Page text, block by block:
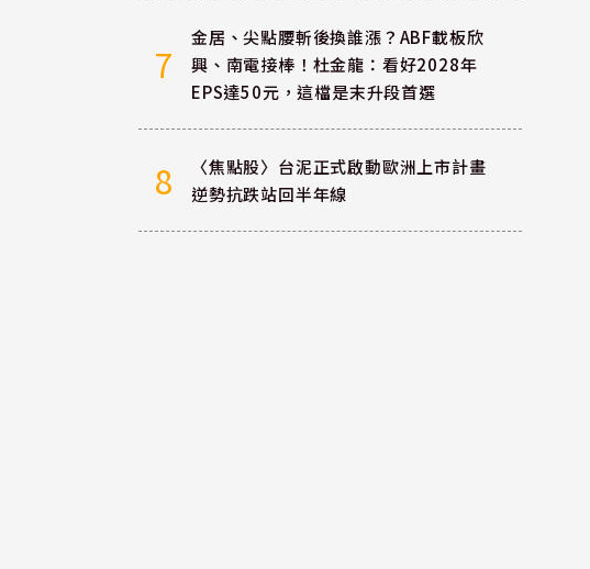
7
金居、尖點腰斬後換誰漲？ABF載板欣
興、南電接棒！杜金龍：看好2028年
EPS達50元，這檔是末升段首選
8
〈焦點股〉台泥正式啟動歐洲上市計畫
逆勢抗跌站回半年線